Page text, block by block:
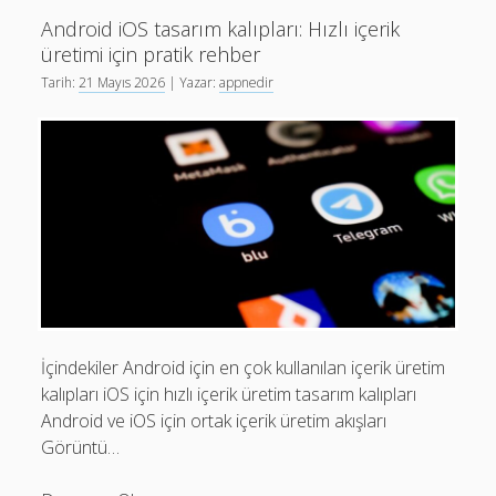
ve
iOS
İçin
Rehber
Android iOS tasarım kalıpları: Hızlı içerik
üretimi için pratik rehber
Tarih:21 Mayıs 2026 | Yazar:appnedir
İçindekiler Android için en çok kullanılan içerik üretim
kalıpları iOS için hızlı içerik üretim tasarım kalıpları
Android ve iOS için ortak içerik üretim akışları
Görüntü…